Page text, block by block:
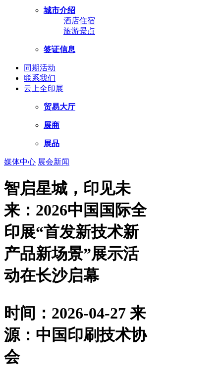
城市介绍
酒店住宿
旅游景点
签证信息
同期活动
联系我们
云上全印展
贸易大厅
展商
展品
媒体中心 展会新闻
智启星城，印见未
来：2026中国国际全
印展“首发新技术新
产品新场景”展示活
动在长沙启幕
时间：2026-04-27 来
源：中国印刷技术协
会